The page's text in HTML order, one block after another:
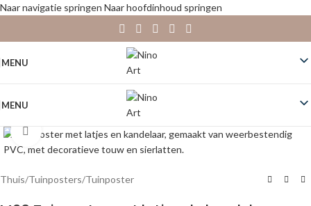
Naar navigatie springen Naar hoofdinhoud springen
MENU
MENU
Klik om te vergroten
Thuis/Tuinposters/Tuinposter